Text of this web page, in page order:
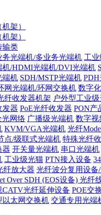
架）
架）
输类
务光端机/多业务光端机 工
机/HDMI光端机/DVI光端机
端机 SDH/MSTP光端机
网光端机/环网交换机 数字
纤收发器机架 户外型工业
发器 PoE光纤收发器 PON产
光网络 广播级光端机 数字视
KVM/VGA光端机 光纤
点/级联式光端机 特殊光纤
器 开关量光端机 串口光端机
工业级光猫 PTN接入设备
纤放大器 光纤波分复用设备
Over SDH (EOS设备) 光纤
CATV光纤延伸设备 POE交
以太网交换机 交通专用光端